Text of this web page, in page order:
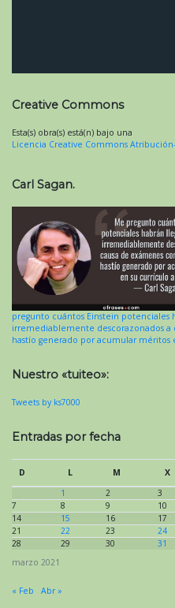
Creative Commons
Esta(s) obra(s) está(n) bajo una
Licencia Creative Commons
Carl Sagan.
pregunto cuántos Einstein potenciales
irremediablemente descorazonados a
hastío generado por acumular méritos
Nuestro «tuiteo»:
Tweets by ks7000
Entradas por fecha
marzo 2021
D L M X
1
2 3
7
8 9 10
14
15 16 17
21
22 23 24
28
29 30 31
« Feb Abr »